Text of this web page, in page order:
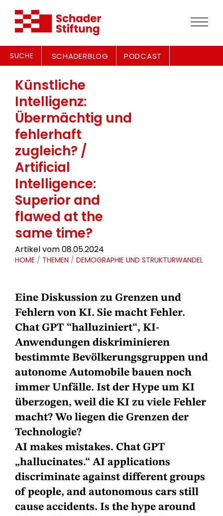
SUCHE SCHADERBLOG PODCAST
Künstliche
Intelligenz:
Übermächtig und
fehlerhaft
zugleich? /
Artificial
Intelligence:
Superior and
flawed at the
same time?
Artikel vom 08.05.2024
HOME / THEMEN / DEMOGRAPHIE UND STRUKTURWANDEL
Eine Diskussion zu Grenzen und
Fehlern von KI. Sie macht Fehler.
Chat GPT “halluziniert“, KI-
Anwendungen diskriminieren
bestimmte Bevölkerungsgruppen und
autonome Automobile bauen noch
immer Unfälle. Ist der Hype um KI
überzogen, weil die KI zu viele Fehler
macht? Wo liegen die Grenzen der
Technologie?
AI makes mistakes. Chat GPT
„hallucinates.“ AI applications
discriminate against different groups
of people, and autonomous cars still
cause accidents. Is the hype around